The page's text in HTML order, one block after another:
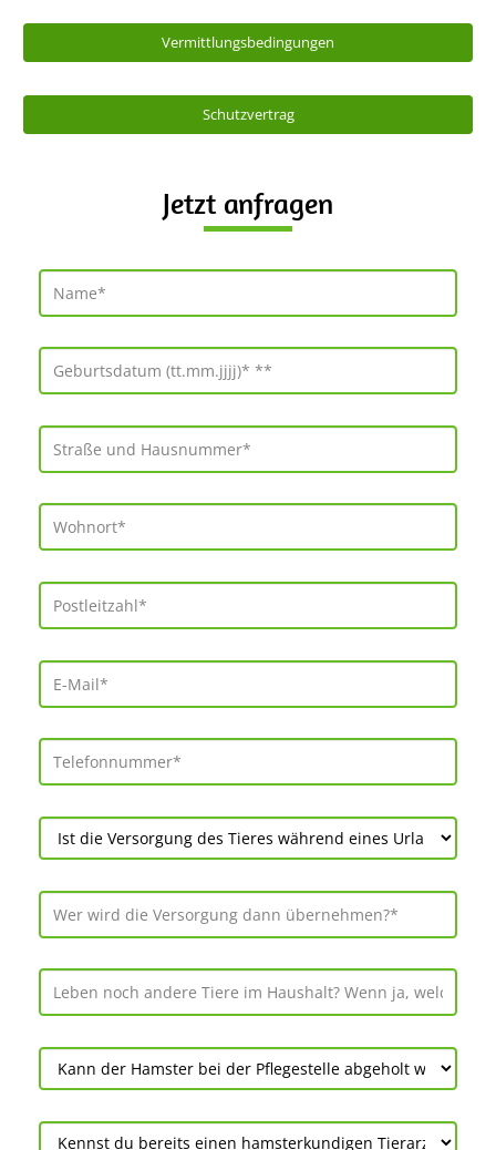
Vermittlungsbedingungen
Schutzvertrag
Jetzt anfragen